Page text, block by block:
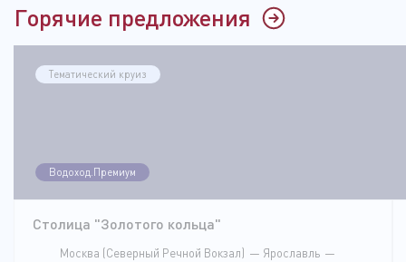
Горячие предложения
Тематический круиз
Водоход.Премиум
Столица "Золотого кольца"
Москва (Северный Речной Вокзал)
Ярославль